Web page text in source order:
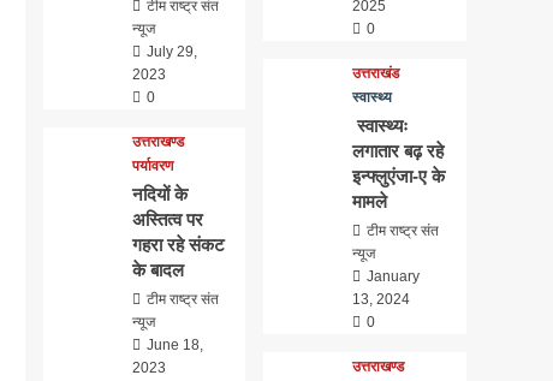
टीम राष्ट्र संत
न्यूज
July 29,
2023
0
उत्तराखण्ड
पर्यावरण
नदियों के
अस्तित्व पर
गहरा रहे संकट
के बादल
टीम राष्ट्र संत
न्यूज
June 18,
2023
2025
0
उत्तराखंड
स्वास्थ्य
स्वास्थ्यः
लगातार बढ़ रहे
इन्फ्लुएंजा-ए के
मामले
टीम राष्ट्र संत
न्यूज
January
13, 2024
0
उत्तराखण्ड